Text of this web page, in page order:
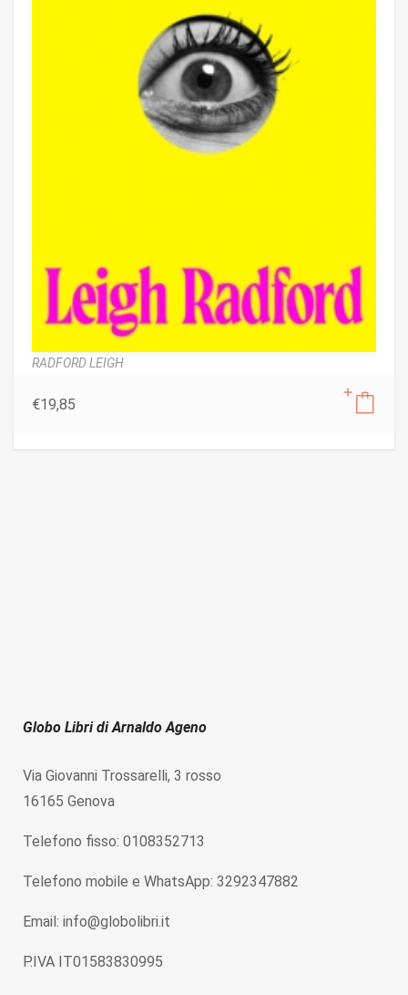
RADFORD LEIGH
€19,85
Globo Libri di Arnaldo Ageno
Via Giovanni Trossarelli, 3 rosso
16165 Genova
Telefono fisso: 0108352713
Telefono mobile e WhatsApp: 3292347882
Email: info@globolibri.it
P.IVA IT01583830995